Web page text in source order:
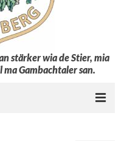
stärker wia de Stier, mia
Gambachtaler san.